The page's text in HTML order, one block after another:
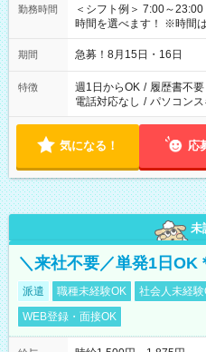
勤務時間
＜シフト例＞ 7:00～23:00 13:30～22:00
時間を選べます！ ※時間
期間 急募！8月15日・16日
特徴 週1日からOK / 履歴書不要
電話対応なし / パソコン
気になる！ 応
未
＼来社不要／単発1日OK
派遣 職種未経験OK 社会人未経験
WEB登録・面接OK